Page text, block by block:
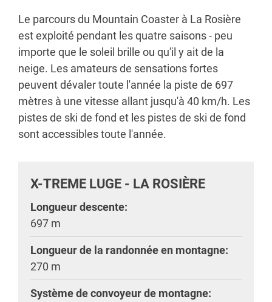
Le parcours du Mountain Coaster à La Rosière
est exploité pendant les quatre saisons - peu
importe que le soleil brille ou qu'il y ait de la
neige. Les amateurs de sensations fortes
peuvent dévaler toute l'année la piste de 697
mètres à une vitesse allant jusqu'à 40 km/h. Les
pistes de ski de fond et les pistes de ski de fond
sont accessibles toute l'année.
X-TREME LUGE - LA ROSIÈRE
Longueur descente:
697 m
Longueur de la randonnée en montagne:
270 m
Système de convoyeur de montagne: